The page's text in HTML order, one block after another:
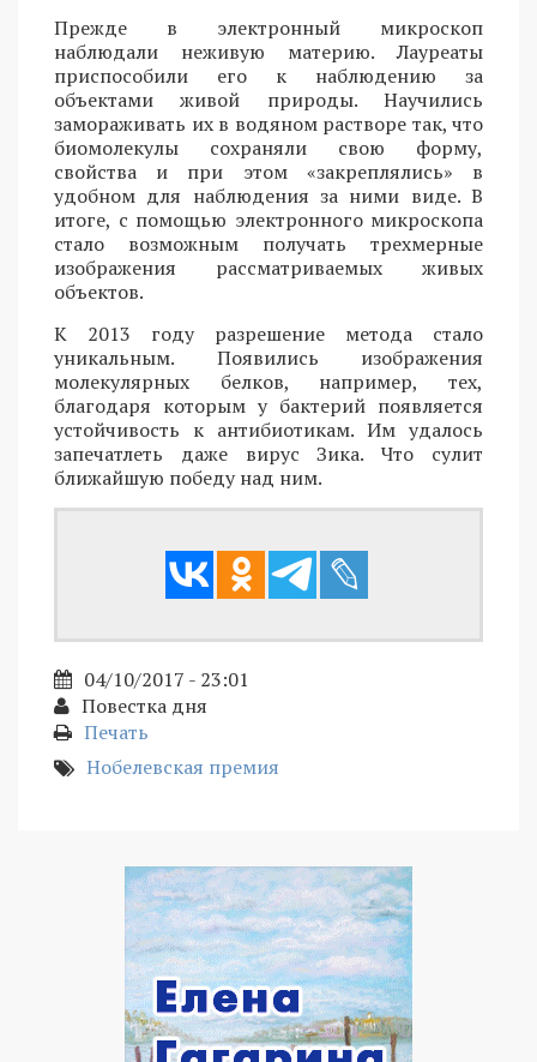
Прежде в электронный микроскоп
наблюдали неживую материю. Лауреаты
приспособили его к наблюдению за
объектами живой природы. Научились
замораживать их в водяном растворе так, что
биомолекулы сохраняли свою форму,
свойства и при этом «закреплялись» в
удобном для наблюдения за ними виде. В
итоге, с помощью электронного микроскопа
стало возможным получать трехмерные
изображения рассматриваемых живых
объектов.
К 2013 году разрешение метода стало
уникальным. Появились изображения
молекулярных белков, например, тех,
благодаря которым у бактерий появляется
устойчивость к антибиотикам. Им удалось
запечатлеть даже вирус Зика. Что сулит
ближайшую победу над ним.
04/10/2017 - 23:01
Повестка дня
Печать
Нобелевская премия